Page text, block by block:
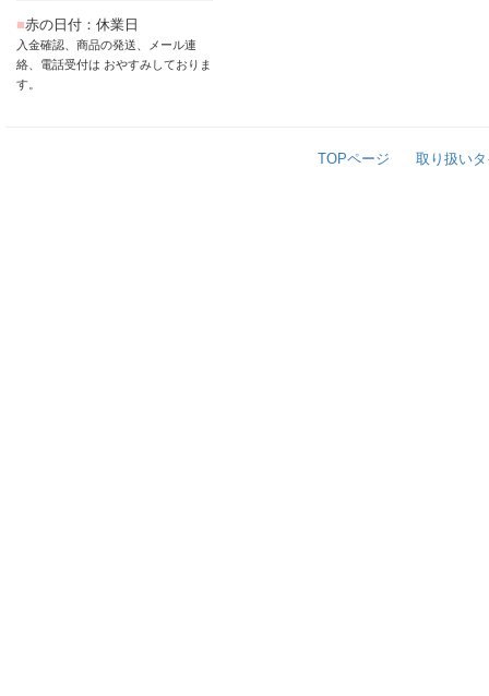
■赤の日付：休業日
入金確認、商品の発送、メール連
絡、電話受付は おやすみしておりま
す。
TOPページ 取り扱い